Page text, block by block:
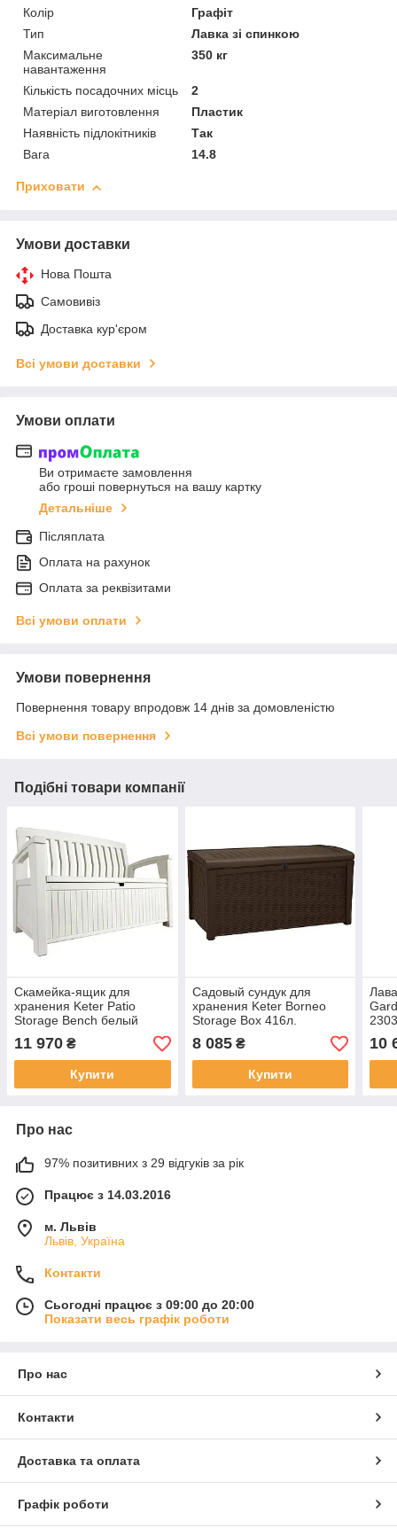
Колір
Графіт
Тип
Лавка зі спинкою
Максимальне
навантаження
350 кг
Кількість посадочних місць
2
Матеріал виготовлення
Пластик
Наявність підлокітників
Так
Вага
14.8
Приховати
Умови доставки
Нова Пошта
Самовивіз
Доставка кур'єром
Всі умови доставки
Умови оплати
Ви отримаєте замовлення
або гроші повернуться на вашу картку
Детальніше
Післяплата
Оплата на рахунок
Оплата за реквізитами
Всі умови оплати
Умови повернення
Повернення товару впродовж 14 днів за домовленістю
Всі умови повернення
Подібні товари компанії
Скамейка-ящик для
хранения Keter Patio
Storage Bench белый
11 970 ₴
Купити
Садовый сундук для
хранения Keter Borneo
Storage Box 416л.
коричневый
8 085₴
Купити
10
Про нас
97% позитивних з 29 відгуків за рік
Працює з 14.03.2016
м. Львів
Львів, Україна
Контакти
Сьогодні працює з 09:00 до 20:00
Показати весь графік роботи
Про нас
Контакти
Доставка та оплата
Графік роботи